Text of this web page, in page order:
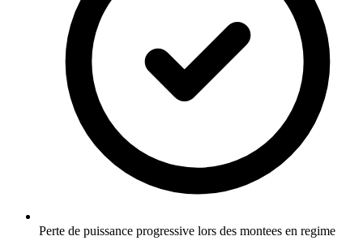
Perte de puissance progressive lors des montees en regime